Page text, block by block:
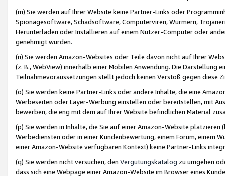
(m) Sie werden auf Ihrer Website keine Partner-Links oder
Spionagesoftware, Schadsoftware, Computerviren, Würmern,
Herunterladen oder Installieren auf einem Nutzer-Computer oder
genehmigt wurden.
(n) Sie werden Amazon-Websites oder Teile davon nicht auf Ihrer
(z. B., WebView) innerhalb einer Mobilen Anwendung. Die Darstellung
Teilnahmevoraussetzungen stellt jedoch keinen Verstoß gegen diese
(o) Sie werden keine Partner-Links oder andere Inhalte, die eine
Werbeseiten oder Layer-Werbung einstellen oder bereitstellen, mit
bewerben, die eng mit dem auf Ihrer Website befindlichen Material
(p) Sie werden in Inhalte, die Sie auf einer Amazon-Website
Werbediensten oder in einer Kundenbewertung, einem Forum, einem
einer Amazon-Website verfügbaren Kontext) keine Partner-Links
(q) Sie werden nicht versuchen, den Vergütungskatalog zu umgehen
dass sich eine Webpage einer Amazon-Website im Browser eines